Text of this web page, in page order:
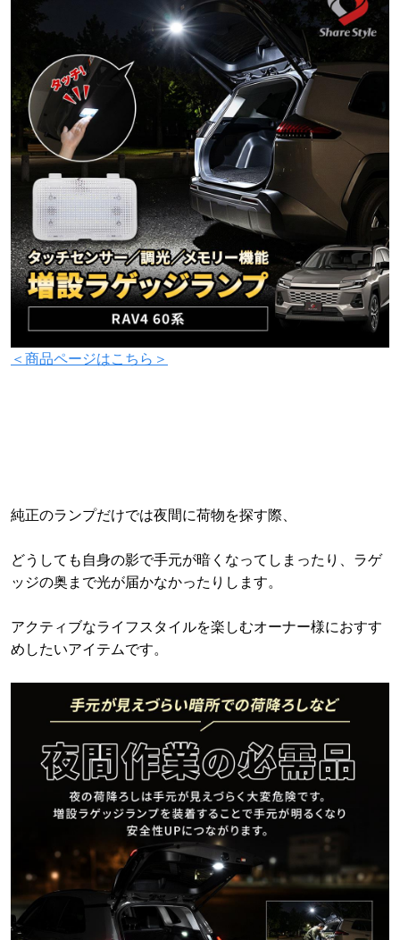
＜商品ページはこちら＞
純正のランプだけでは夜間に荷物を探す際、
どうしても自身の影で手元が暗くなってしまったり、ラゲ
ッジの奥まで光が届かなかったりします。
アクティブなライフスタイルを楽しむオーナー様におすす
めしたいアイテムです。